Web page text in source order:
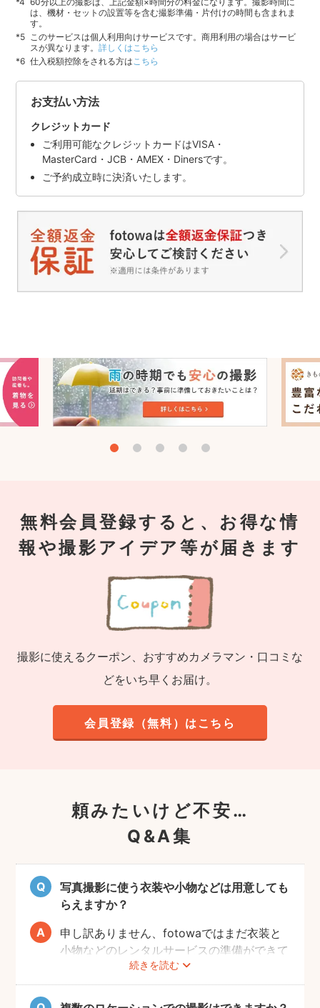
は、機材・セットの設置等を含む撮影準備・片付けの時間も含まれま
す。
このサービスは個人利用向けサービスです。商用利用の場合はサービ
スが異なります。詳しくはこちら
仕入税額控除をされる方は こちら
お支払い方法
クレジットカード
ご利用可能なクレジットカードはVISA・
MasterCard・JCB・AMEX・Dinersです。
ご予約成立時に決済いたします。
無料会員登録すると、お得な情
報や撮影アイデア等が届きます
撮影に使えるクーポン、おすすめカメラマン・口コミな
どをいち早くお届け。
会員登録（無料）はこちら
頼みたいけど不安…
Q&A集
写真撮影に使う衣装や小物などは用意しても
らえますか？
続きを読む
申し訳ありません、fotowaではまだ衣装と
小物などのレンタルサービスの準備ができて
おりませんので、お客様ご自身にご用意をお
願いしております。